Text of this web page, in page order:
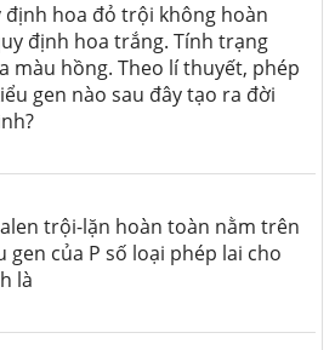
định hoa đỏ trội không hoàn
định hoa trắng. Tính trạng
màu hồng. Theo lí thuyết, phép
gen nào sau đây tạo ra đời
trội-lặn hoàn toàn nằm trên
gen của P số loại phép lai cho
là